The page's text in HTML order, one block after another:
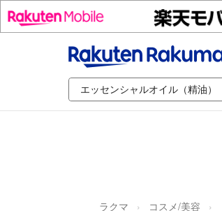
ラクマ コスメ/美容